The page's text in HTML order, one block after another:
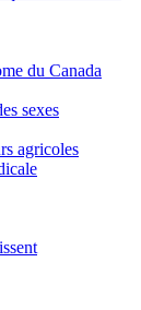
du Canada
sexes
agricoles